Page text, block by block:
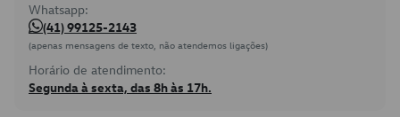
Whatsapp:
(41) 99125-2143
(apenas mensagens de texto, não atendemos ligações)
Horário de atendimento:
Segunda à sexta, das 8h às 17h.